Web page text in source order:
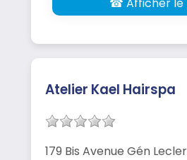
Atelier Kael Hairspa
179 Bis Avenue Gén